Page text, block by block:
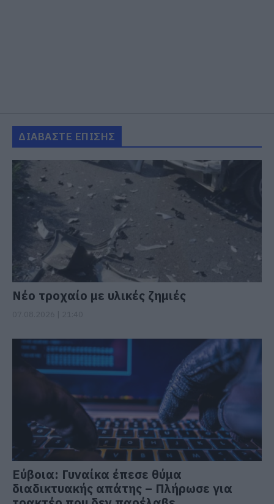
ΔΙΑΒΑΣΤΕ ΕΠΙΣΗΣ
Νέο τροχαίο με υλικές ζημιές
Εύβοια: Γυναίκα έπεσε θύμα
διαδικτυακής απάτης – Πλήρωσε για